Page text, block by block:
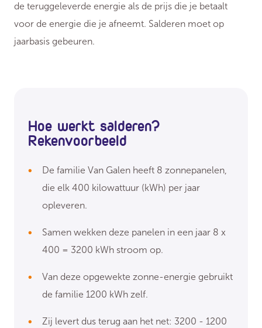
de teruggeleverde energie als de prijs die je betaalt
voor de energie die je afneemt. Salderen moet op
jaarbasis gebeuren.
Hoe werkt salderen?
Rekenvoorbeeld
De familie Van Galen heeft 8 zonnepanelen,
die elk 400 kilowattuur (kWh) per jaar
opleveren.
Samen wekken deze panelen in een jaar 8 x
400 = 3200 kWh stroom op.
Van deze opgewekte zonne-energie gebruikt
de familie 1200 kWh zelf.
Zij levert dus terug aan het net: 3200 - 1200